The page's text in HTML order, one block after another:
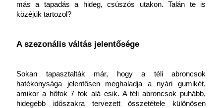
más a tapadás a hideg, csúszós utakon. Talán te is
közéjük tartozol?
A szezonális váltás jelentősége
Sokan tapasztalták már, hogy a téli abroncsok
hatékonysága jelentősen meghaladja a nyári gumikét,
amikor a hőfok 7 fok alá esik. A téli abroncsok puhább,
hidegebb időszakra tervezett összetétele különösen